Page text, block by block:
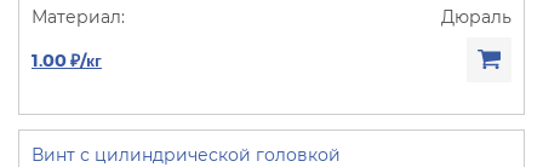
Дюраль
1.00 ₽/кг
Винт с цилиндрической головкой